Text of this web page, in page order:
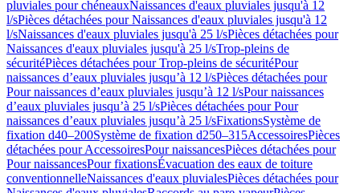
pluviales pour chéneauxNaissances d'eaux pluviales jusqu'à 12
l/sPièces détachées pour Naissances d'eaux pluviales jusqu'à 12
l/sNaissances d'eaux pluviales jusqu'à 25 l/sPièces détachées pour
Naissances d'eaux pluviales jusqu'à 25 l/sTrop-pleins de
sécuritéPièces détachées pour Trop-pleins de sécuritéPour
naissances d’eaux pluviales jusqu’à 12 l/sPièces détachées pour
Pour naissances d’eaux pluviales jusqu’à 12 l/sPour naissances
d’eaux pluviales jusqu’à 25 l/sPièces détachées pour Pour
naissances d’eaux pluviales jusqu’à 25 l/sFixationsSystème de
fixation d40–200Système de fixation d250–315AccessoiresPièces
détachées pour AccessoiresPour naissancesPièces détachées pour
Pour naissancesPour fixationsÉvacuation des eaux de toiture
conventionnelleNaissances d'eaux pluvialesPièces détachées pour